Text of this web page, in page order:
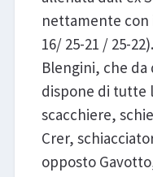
nettamente con
16/ 25-21 / 25-
Blengini, che da
dispone di tutte
scacchiere,
Crer,
opposto